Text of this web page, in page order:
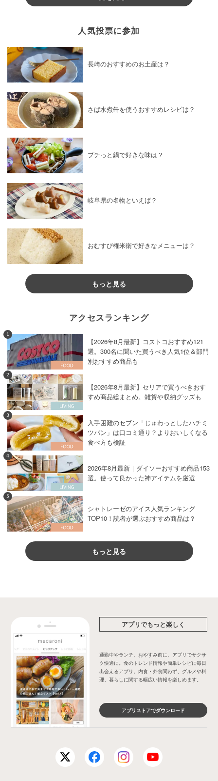
人気投票に参加
長崎のおすすめのお土産は？
さば水煮缶を使うおすすめレシピは？
プチっと鍋で好きな味は？
岐阜県の名物といえば？
おむすび権米衛で好きなメニューは？
もっと見る
アクセスランキング
1
【2026年8月最新】コストコおすすめ121
選。300名に聞いた買うべき人気1位＆部門
別おすすめ商品も
2
【2026年8月最新】セリアで買うべきおす
すめ商品総まとめ。雑貨や収納グッズも
3
入手困難のセブン「じゅわっとしたハチミ
ツパン」は口コミ通り？よりおいしくなる
食べ方も検証
4
2026年8月最新｜ダイソーおすすめ商品153
選。使って良かった神アイテムを厳選
5
シャトレーゼのアイス人気ランキング
TOP10！読者が選ぶおすすめ商品は？
もっと見る
アプリでもっと楽しく
通勤中やランチ、おやすみ前に、アプリでサクサ
ク快適に。食のトレンド情報や簡単レシピに毎日
出会えるアプリ。内食・外食問わず、グルメや料
理、暮らしに関する幅広い情報を楽しめます。
アプリストアでダウンロード